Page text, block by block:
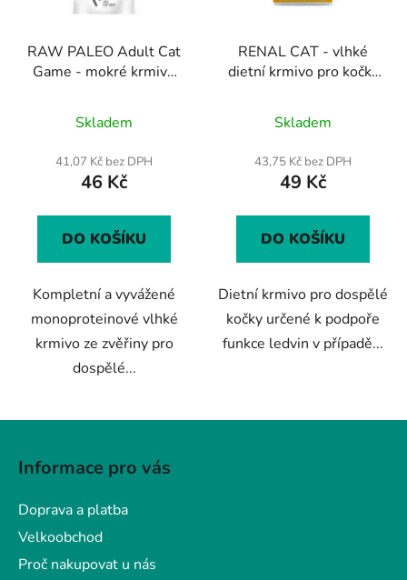
RAW PALEO Adult Cat
Game - mokré krmivo
kočky
Skladem
41,07 Kč bez DPH
46 Kč
DO KOŠÍKU
Kompletní a vyvážené
monoproteinové vlhké
krmivo ze zvěřiny pro
dospělé...
RENAL CAT - vlhké
dietní krmivo pro kočky
Skladem
43,75 Kč bez DPH
49 Kč
DO KOŠÍKU
Dietní krmivo pro dospělé
kočky určené k podpoře
funkce ledvin v případě...
Informace pro vás
Doprava a platba
Velkoobchod
Proč nakupovat u nás